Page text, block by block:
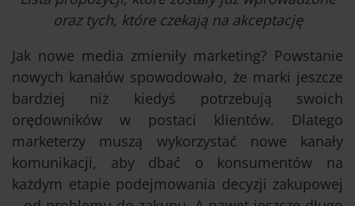
oraz tych, które czekają na akceptację
Jak nowe media zmieniły marketing? Powstanie
nowych kanałów spowodowało, że marki jeszcze
bardziej niż kiedyś potrzebują swoich
orędowników w postaci klientów. Dlatego
marketerzy muszą wykorzystać nowe kanały
komunikacji, aby dbać o konsumentów na
każdym etapie podejmowania decyzji zakupowej